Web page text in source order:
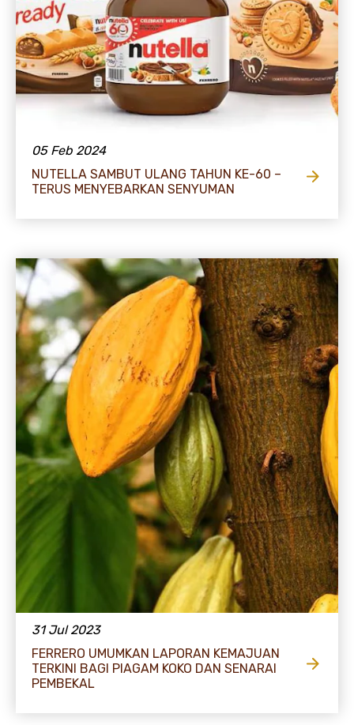
05 Feb 2024
NUTELLA SAMBUT ULANG TAHUN KE-60 –
TERUS MENYEBARKAN SENYUMAN
31 Jul 2023
FERRERO UMUMKAN LAPORAN KEMAJUAN
TERKINI BAGI PIAGAM KOKO DAN SENARAI
PEMBEKAL